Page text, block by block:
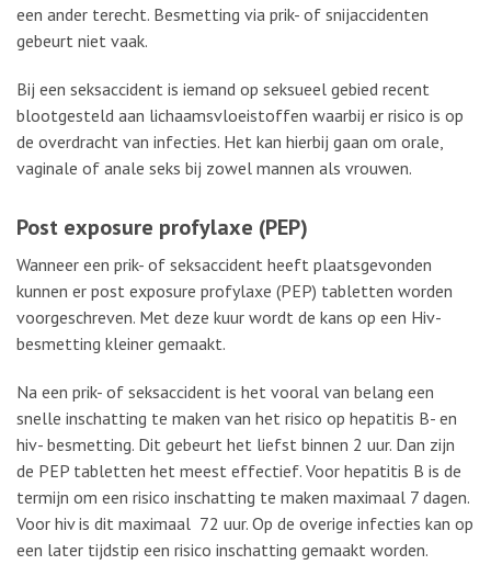
een ander terecht. Besmetting via prik- of snijaccidenten
gebeurt niet vaak.
Bij een seksaccident is iemand op seksueel gebied recent
blootgesteld aan lichaamsvloeistoffen waarbij er risico is op
de overdracht van infecties. Het kan hierbij gaan om orale,
vaginale of anale seks bij zowel mannen als vrouwen.
Post exposure profylaxe (PEP)
Wanneer een prik- of seksaccident heeft plaatsgevonden
kunnen er post exposure profylaxe (PEP) tabletten worden
voorgeschreven. Met deze kuur wordt de kans op een Hiv-
besmetting kleiner gemaakt.
Na een prik- of seksaccident is het vooral van belang een
snelle inschatting te maken van het risico op hepatitis B- en
hiv- besmetting. Dit gebeurt het liefst binnen 2 uur. Dan zijn
de PEP tabletten het meest effectief. Voor hepatitis B is de
termijn om een risico inschatting te maken maximaal 7 dagen.
Voor hiv is dit maximaal 72 uur. Op de overige infecties kan op
een later tijdstip een risico inschatting gemaakt worden.